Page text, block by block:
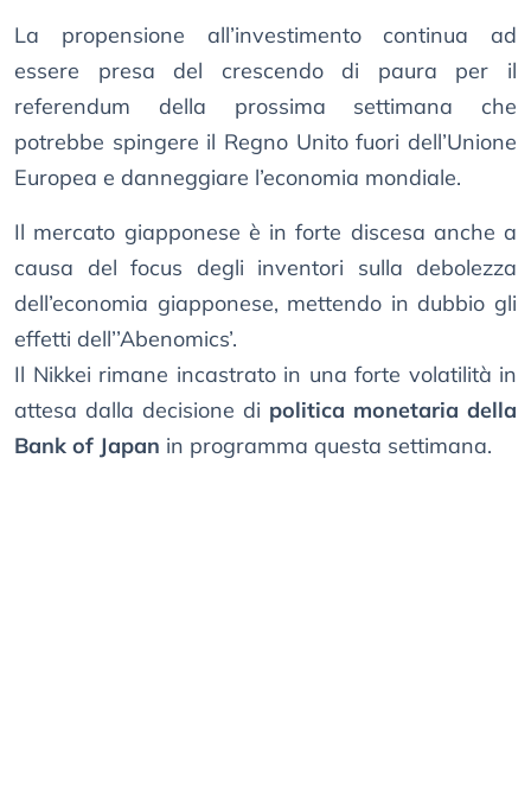
La propensione all’investimento continua ad
essere presa del crescendo di paura per il
referendum della prossima settimana che
potrebbe spingere il Regno Unito fuori dell’Unione
Europea e danneggiare l’economia mondiale.
Il mercato giapponese è in forte discesa anche a
causa del focus degli inventori sulla debolezza
dell’economia giapponese, mettendo in dubbio gli
effetti dell’’Abenomics’.
Il Nikkei rimane incastrato in una forte volatilità in
attesa dalla decisione di politica monetaria della
Bank of Japan in programma questa settimana.